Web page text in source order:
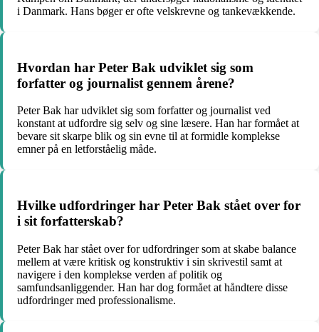
i Danmark. Hans bøger er ofte velskrevne og tankevækkende.
Hvordan har Peter Bak udviklet sig som
forfatter og journalist gennem årene?
Peter Bak har udviklet sig som forfatter og journalist ved
konstant at udfordre sig selv og sine læsere. Han har formået at
bevare sit skarpe blik og sin evne til at formidle komplekse
emner på en letforståelig måde.
Hvilke udfordringer har Peter Bak stået over for
i sit forfatterskab?
Peter Bak har stået over for udfordringer som at skabe balance
mellem at være kritisk og konstruktiv i sin skrivestil samt at
navigere i den komplekse verden af politik og
samfundsanliggender. Han har dog formået at håndtere disse
udfordringer med professionalisme.